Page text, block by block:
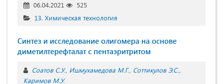
06.04.2021
525
13. Химическая технология
Синтез и исследование олигомера на основе
диметилтерефталат с пентаэритритом
Соатов С.У. Ишмухамедова М.Г. Соттикулов Э.С.
Каримов М.У.